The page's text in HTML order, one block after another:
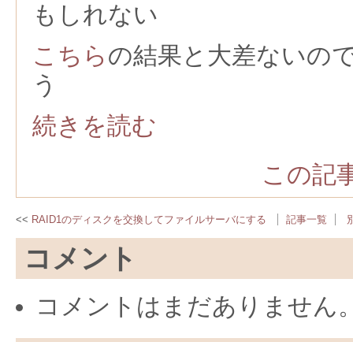
もしれない
こちら の結果と大差ないの
う
続きを読む
この記
RAID1のディスクを交換してファイルサーバにする 記事一覧
コメント
コメントはまだありません